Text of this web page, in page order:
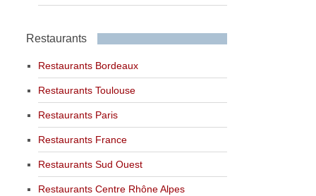
Restaurants
Restaurants Bordeaux
Restaurants Toulouse
Restaurants Paris
Restaurants France
Restaurants Sud Ouest
Restaurants Centre Rhône Alpes